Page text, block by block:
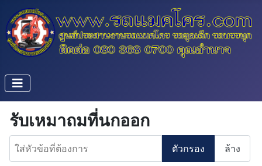
รับเหมาถมที่นกออก
ใส่หัวข้อที่ต้องการ
ตัวกรอง ล้าง